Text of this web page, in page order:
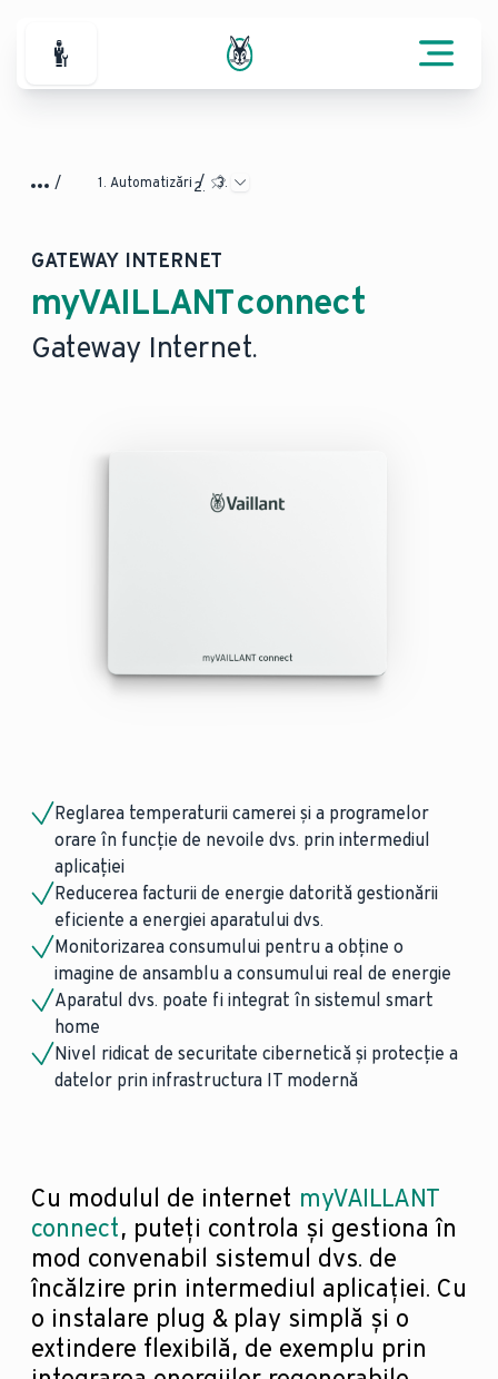
Pentru parteneri
Automatizări
GATEWAY INTERNET
myVAILLANT connect
Gateway Internet.
Reglarea temperaturii camerei și a programelor
orare în funcție de nevoile dvs. prin intermediul
aplicației
Reducerea facturii de energie datorită gestionării
eficiente a energiei aparatului dvs.
Monitorizarea consumului pentru a obține o
imagine de ansamblu a consumului real de energie
Aparatul dvs. poate fi integrat în sistemul smart
home
Nivel ridicat de securitate cibernetică și protecție a
datelor prin infrastructura IT modernă
Cu modulul de internet myVAILLANT
connect, puteți controla și gestiona în
mod convenabil sistemul dvs. de
încălzire prin intermediul aplicației. Cu
o instalare plug & play simplă și o
extindere flexibilă, de exemplu prin